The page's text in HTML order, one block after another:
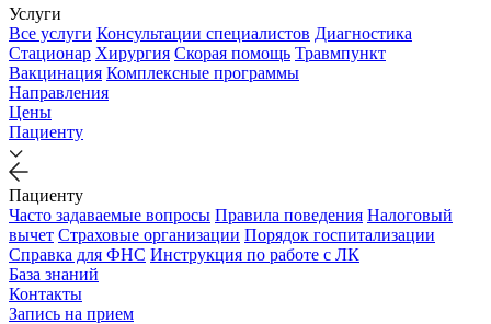
Услуги
Все услуги Консультации специалистов Диагностика
Стационар Хирургия Скорая помощь Травмпункт
Вакцинация Комплексные программы
Направления
Цены
Пациенту
Пациенту
Часто задаваемые вопросы Правила поведения Налоговый
вычет Страховые организации Порядок госпитализации
Справка для ФНС Инструкция по работе с ЛК
База знаний
Контакты
Запись на прием